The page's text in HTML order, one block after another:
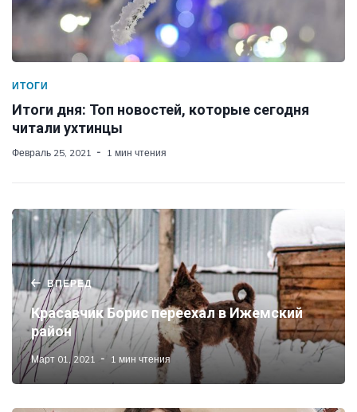
ИТОГИ
Итоги дня: Топ новостей, которые сегодня
читали ухтинцы
Февраль 25, 2021 1 мин чтения
ВПЕРЕД
Красавчик Борис переехал в Ижемский
район
Март 01, 2021 1 мин чтения